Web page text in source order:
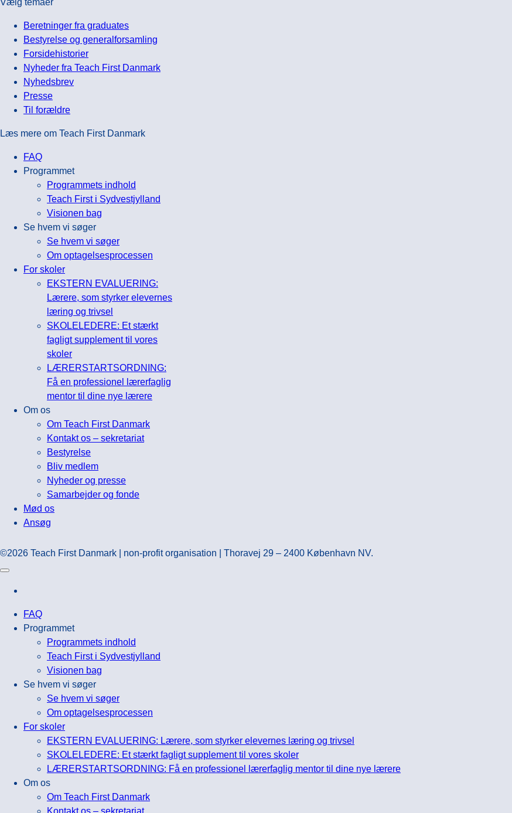
Vælg temaer
Beretninger fra graduates
Bestyrelse og generalforsamling
Forsidehistorier
Nyheder fra Teach First Danmark
Nyhedsbrev
Presse
Til forældre
Læs mere om Teach First Danmark
FAQ
Programmet
Programmets indhold
Teach First i Sydvestjylland
Visionen bag
Se hvem vi søger
Se hvem vi søger
Om optagelsesprocessen
For skoler
EKSTERN EVALUERING:
Lærere, som styrker elevernes
læring og trivsel
SKOLELEDERE: Et stærkt
fagligt supplement til vores
skoler
LÆRERSTARTSORDNING:
Få en professionel lærerfaglig
mentor til dine nye lærere
Om os
Om Teach First Danmark
Kontakt os – sekretariat
Bestyrelse
Bliv medlem
Nyheder og presse
Samarbejder og fonde
Mød os
Ansøg
©2026 Teach First Danmark | non-profit organisation | Thoravej 29 – 2400 København NV.
FAQ
Programmet
Programmets indhold
Teach First i Sydvestjylland
Visionen bag
Se hvem vi søger
Se hvem vi søger
Om optagelsesprocessen
For skoler
EKSTERN EVALUERING: Lærere, som styrker elevernes læring og trivsel
SKOLELEDERE: Et stærkt fagligt supplement til vores skoler
LÆRERSTARTSORDNING: Få en professionel lærerfaglig mentor til dine nye lærere
Om os
Om Teach First Danmark
Kontakt os – sekretariat